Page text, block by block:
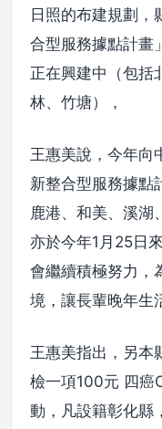
日照的布建規劃，
合型服務據點計畫
正在興建中（包括
林、竹塘），
王惠美說，今年向
新整合型服務據點
鹿港、和美、溪湖
亦於今年1月25日
會繼續積極努力，
境，讓長輩晚年生
王惠美指出，另本
檢一項100元 四癌
動，凡設籍彰化縣